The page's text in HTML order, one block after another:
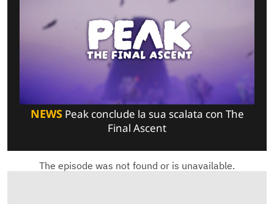
NEWSPeak conclude la sua scalata con The
Final Ascent